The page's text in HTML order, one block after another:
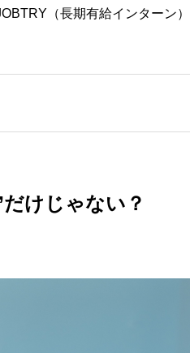
（長期有給インターン）
けじゃない？